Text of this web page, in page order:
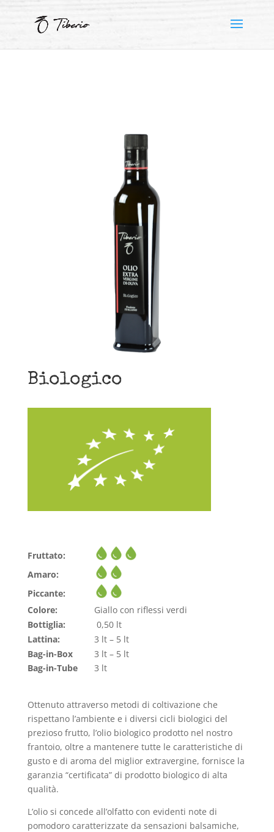
Biologico
Fruttato:
Amaro:
Piccante:
Colore:
Giallo con riflessi verdi
Bottiglia:
0,50 lt
Lattina:
3 lt – 5 lt
Bag-in-Box
3 lt – 5 lt
Bag-in-Tube
3 lt
Ottenuto attraverso metodi di coltivazione che
rispettano l’ambiente e i diversi cicli biologici del
prezioso frutto, l’olio biologico prodotto nel nostro
frantoio, oltre a mantenere tutte le caratteristiche di
gusto e di aroma del miglior extravergine, fornisce la
garanzia “certificata” di prodotto biologico di alta
qualità.
L’olio si concede all’olfatto con evidenti note di
pomodoro caratterizzate da sensazioni balsamiche,